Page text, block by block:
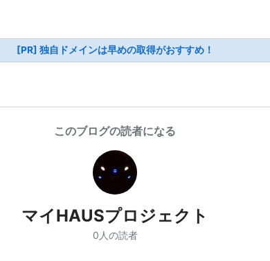
[PR] 独自ドメインは早めの取得がおすすめ！
このブログの読者になる
マイHAUSプロジェクト
0人の読者